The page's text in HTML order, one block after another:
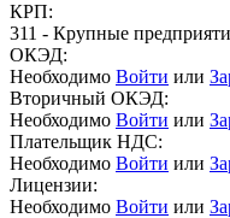
КРП:
311 - Крупные
ОКЭД:
Необходимо Войти или
Вторичный ОКЭД:
Необходимо Войти или
Плательщик НДС:
Необходимо Войти или
Лицензии:
Необходимо Войти или